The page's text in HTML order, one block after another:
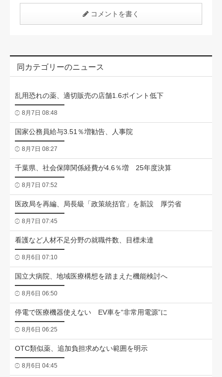
コメントを書く
同カテゴリーのニュース
乱用恐れの薬、適切販売の店舗1.6ポイント低下
8月7日 08:48
国家公務員給与3.51％増勧告、人事院
8月7日 08:27
千葉県、社会保障関係経費が4.6％増 25年度決算
8月7日 07:52
医政局を再編、局長級「政策統括官」を新設 厚労省
8月7日 07:45
看護など人材不足分野の就職件数、目標未達
8月6日 07:10
国立大病院、地域医療構想を踏まえた機能検討へ
8月6日 06:50
停電で医療機器使えない EV車を“非常用電源”に
8月6日 06:25
OTC類似薬、追加負担求めない範囲を明示
8月6日 04:45